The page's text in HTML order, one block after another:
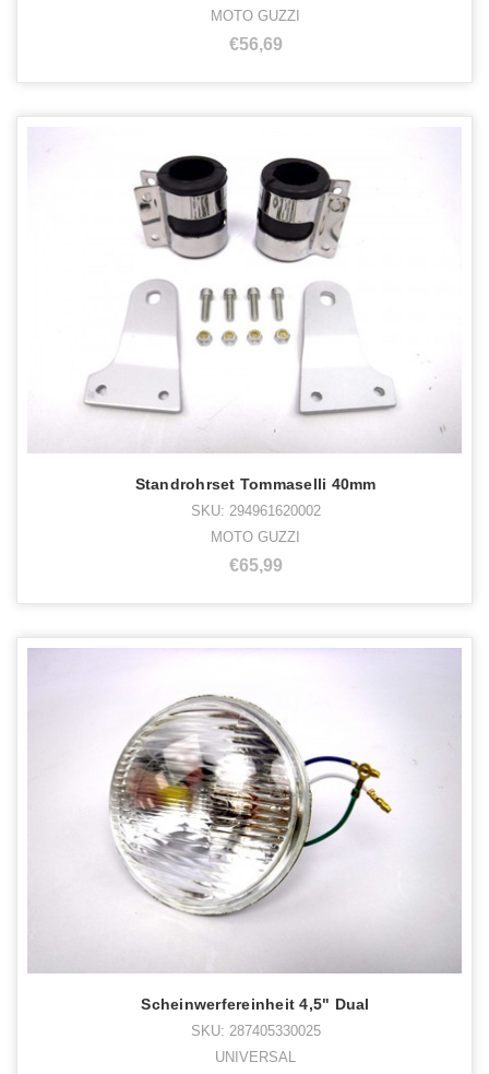
MOTO GUZZI
€56,69
Standrohrset Tommaselli 40mm
SKU: 294961620002
MOTO GUZZI
€65,99
Scheinwerfereinheit 4,5" Dual
SKU: 287405330025
UNIVERSAL